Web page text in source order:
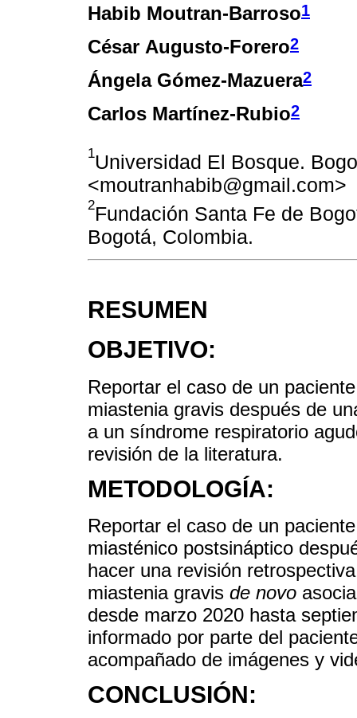
Habib Moutran-Barroso1
César Augusto-Forero2
Ángela Gómez-Mazuera2
Carlos Martínez-Rubio2
1Universidad El Bosque.
<moutranhabib@gmail.com>
2Fundación Santa Fe de
Bogotá, Colombia.
RESUMEN
OBJETIVO:
Reportar el caso de un
miastenia gravis después de
a un síndrome respiratorio
revisión de la literatura.
METODOLOGÍA:
Reportar el caso de un
miasténico postsináptico
hacer una revisión
miastenia gravis de novo
desde marzo 2020 hasta
informado por parte del
acompañado de imágenes y
CONCLUSIÓN: